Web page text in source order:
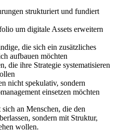
strukturiert und fundiert
um digitale Assets erweitern
die sich ein zusätzliches
aufbauen möchten
die ihre Strategie systematisieren
nicht spekulativ, sondern
einsetzen möchten
an Menschen, die den
sondern mit Struktur,
wollen.